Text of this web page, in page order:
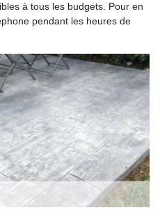
à tous les budgets. Pour en
pendant les heures de